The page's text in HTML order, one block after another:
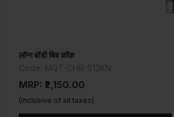
लॉन्ग बॉडी बिब कॉक
MRP: ₹2,150.00
(Inclusive of all taxes)